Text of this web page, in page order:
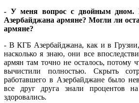
- У меня вопрос с двойным дном.
Азербайджана армяне? Могли ли
армяне?
- В КГБ Азербайджана, как и в
насколько я знаю, они все
армян там точно не осталось, потому
вычистили полностью. Скрыть
работавшего в Азербайджане было
все друг друга знали процентов
здоровались.